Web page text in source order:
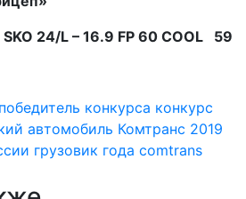
SKO 24/L – 16.9 FP 60 COOL 59
45
победитель конкурса конкурс
автомобиль Комтранс 2019
грузовик года comtrans